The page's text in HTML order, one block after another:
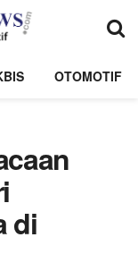
OTOMOTIF
di